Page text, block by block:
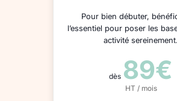
Pour bien débuter,
l’essentiel pour poser les
activité sereinement.
dès 89€
HT / mois